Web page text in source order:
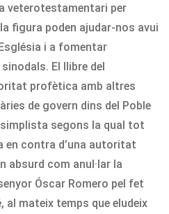
veterotestamentari per
figura poden ajudar-nos avui
i a fomentar
El llibre del
profètica amb altres
de govern dins del Poble
simplista segons la qual tot
en contra d’una autoritat
absurd com anul·lar la
Óscar Romero pel fet
al mateix temps que eludeix